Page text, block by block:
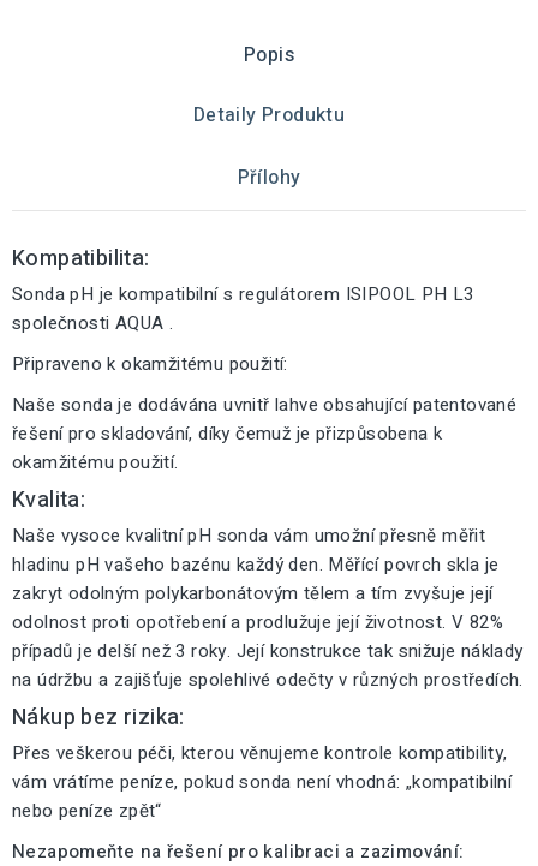
Popis
Detaily Produktu
Přílohy
Kompatibilita:
Sonda pH je kompatibilní s regulátorem ISIPOOL PH L3
společnosti AQUA .
Připraveno k okamžitému použití:
Naše sonda je dodávána uvnitř lahve obsahující patentované
řešení pro skladování, díky čemuž je přizpůsobena k
okamžitému použití.
Kvalita:
Naše vysoce kvalitní pH sonda vám umožní přesně měřit
hladinu pH vašeho bazénu každý den. Měřící povrch skla je
zakryt odolným polykarbonátovým tělem a tím zvyšuje její
odolnost proti opotřebení a prodlužuje její životnost. V 82%
případů je delší než 3 roky. Její konstrukce tak snižuje náklady
na údržbu a zajišťuje spolehlivé odečty v různých prostředích.
Nákup bez rizika:
Přes veškerou péči, kterou věnujeme kontrole kompatibility,
vám vrátíme peníze, pokud sonda není vhodná: „kompatibilní
nebo peníze zpět“
Nezapomeňte na řešení pro kalibraci a zazimování: